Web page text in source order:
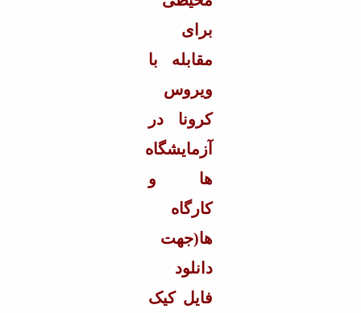
برای
مقابله با
ویروس
کرونا در
آزمایشگاه
ها و
کارگاه
ها(جهت
دانلود
فایل کیک